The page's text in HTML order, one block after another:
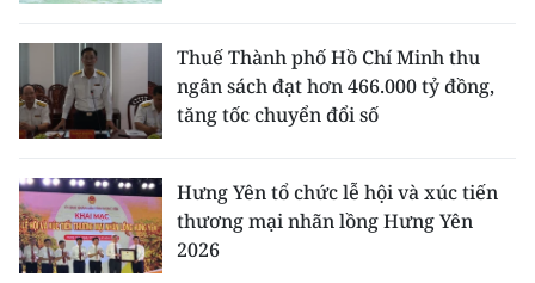
Thuế Thành phố Hồ Chí Minh thu
ngân sách đạt hơn 466.000 tỷ đồng,
tăng tốc chuyển đổi số
Hưng Yên tổ chức lễ hội và xúc tiến
thương mại nhãn lồng Hưng Yên
2026